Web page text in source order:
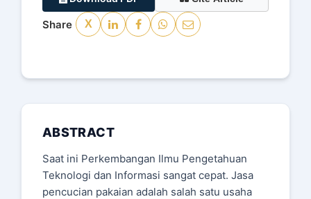
Share X
ABSTRACT
Saat ini Perkembangan Ilmu Pengetahuan
Teknologi dan Informasi sangat cepat. Jasa
pencucian pakaian adalah salah satu usaha